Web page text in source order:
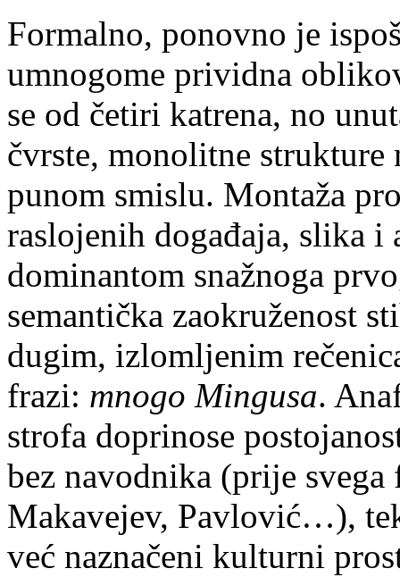
Formalno, ponovno je
umnogome prividna
se od četiri katrena, no
čvrste, monolitne strukture
punom smislu. Montaža
raslojenih događaja, slika i
dominantom snažnoga
semantička zaokruženost
dugim, izlomljenim
frazi: mnogo Mingusa.
strofa doprinose
bez navodnika (prije
Makavejev, Pavlović…),
već naznačeni kulturni